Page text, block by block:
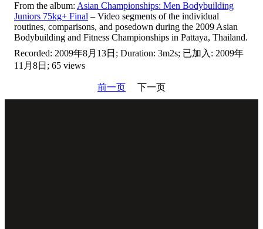
From the album: Asian Championships: Men Bodybuilding
Juniors 75kg+ Final – Video segments of the individual
routines, comparisons, and posedown during the 2009 Asian
Bodybuilding and Fitness Championships in Pattaya, Thailand.
Recorded: 2009年8月13日; Duration: 3m2s; 已加入: 2009年
11月8日; 65 views
前一页 下一页